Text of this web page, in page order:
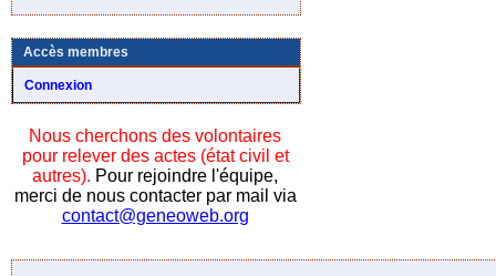
Accès membres
Connexion
Nous cherchons des volontaires
pour relever des actes (état civil et
autres). Pour rejoindre l'équipe,
merci de nous contacter par mail via
contact@geneoweb.org